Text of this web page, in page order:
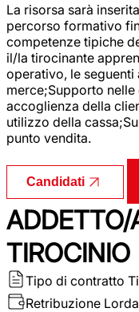
La risorsa sarà
percorso formativo
competenze tipiche
il/la tirocinante
operativo, le
merce;Supporto
accoglienza della
utilizzo della
punto vendita.
Candidati
ADDETTO/
TIROCINIO
Tipo di contratto
Retribuzione Lorda